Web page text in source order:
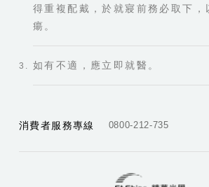
得重複配戴，於就寢前務必取下，
瘍。
如有不適，應立即就醫。
消費者服務專線 0800-212-735